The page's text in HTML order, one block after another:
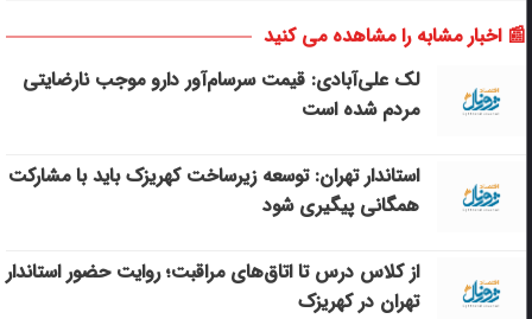
📰 اخبار مشابه را مشاهده می کنید
لک علی‌آبادی: قیمت سرسام‌آور دارو موجب نارضایتی
مردم شده است
استاندار تهران: توسعه زیرساخت‌ کهریزک باید با مشارکت
همگانی پیگیری شود
از کلاس درس تا اتاق‌های مراقبت؛ روایت حضور استاندار
تهران در کهریزک